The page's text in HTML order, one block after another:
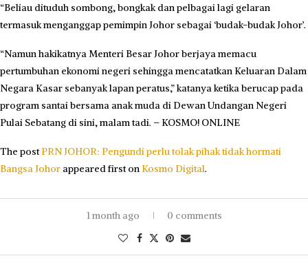
“Beliau dituduh sombong, bongkak dan pelbagai lagi gelaran
termasuk menganggap pemimpin Johor sebagai ‘budak-budak Johor’.
“Namun hakikatnya Menteri Besar Johor berjaya memacu
pertumbuhan ekonomi negeri sehingga mencatatkan Keluaran Dalam
Negara Kasar sebanyak lapan peratus,” katanya ketika berucap pada
program santai bersama anak muda di Dewan Undangan Negeri
Pulai Sebatang di sini, malam tadi. – KOSMO! ONLINE
The postPRN JOHOR: Pengundi perlu tolak pihak tidak hormati
Bangsa Johor appeared first on Kosmo Digital.
1 month ago 0 comments